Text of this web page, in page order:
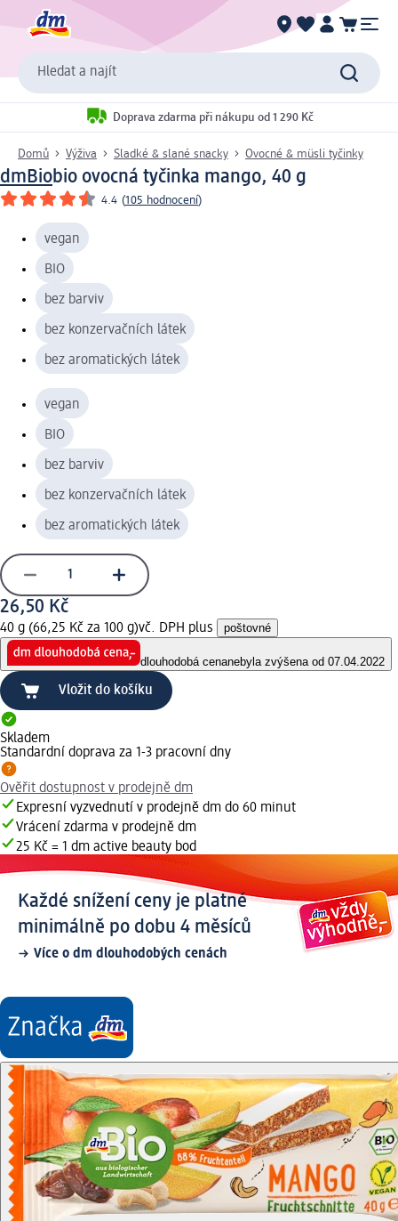
Hledat a najít
Doprava zdarma při nákupu od 1 290 Kč
Domů Výživa Sladké & slané snacky Ovocné & müsli tyčinky
dmBiobio ovocná tyčinka mango, 40 g
4.4 (105 hodnocení)
vegan
BIO
bez barviv
bez konzervačních látek
bez aromatických látek
vegan
BIO
bez barviv
bez konzervačních látek
bez aromatických látek
26,50 Kč
40 g (66,25 Kč za 100 g)vč. DPH plus poštovné
dlouhodobá cenanebyla zvýšena od 07.04.2022
Vložit do košíku
Skladem
Standardní doprava za 1-3 pracovní dny
Ověřit dostupnost v prodejně dm
Expresní vyzvednutí v prodejně dm do 60 minut
Vrácení zdarma v prodejně dm
25 Kč = 1 dm active beauty bod
Každé snížení ceny je platné
minimálně po dobu 4 měsíců
Více o dm dlouhodobých cenách